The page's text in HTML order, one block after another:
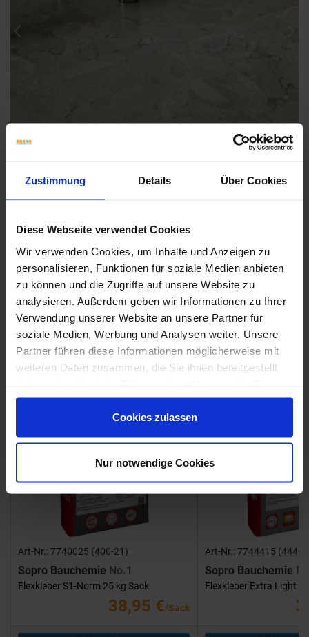
Zustimmung Details Über Cookies
Diese Webseite verwendet Cookies
Wir verwenden Cookies, um Inhalte und Anzeigen zu
personalisieren, Funktionen für soziale Medien anbieten
zu können und die Zugriffe auf unsere Website zu
analysieren. Außerdem geben wir Informationen zu Ihrer
Verwendung unserer Website an unsere Partner für
soziale Medien, Werbung und Analysen weiter. Unsere
Partner führen diese Informationen möglicherweise mit
weiteren Daten zusammen, die Sie ihnen bereitgestellt
gesammelt haben.
Cookies zulassen
Nur notwendige Cookies
Previous
Weitere Serien von Coem
Fliesenkleber
Showroom
Art-Nr.: 7740025 (400-21)
Sopro Bauchemie No.1
Flexkleber S1-Norm 25 kg Sack
38,95 €/Sack
Showroom
Art-Nr.: 7744415 (444-
Sopro Bauchemie
Flexkleber Extra Light